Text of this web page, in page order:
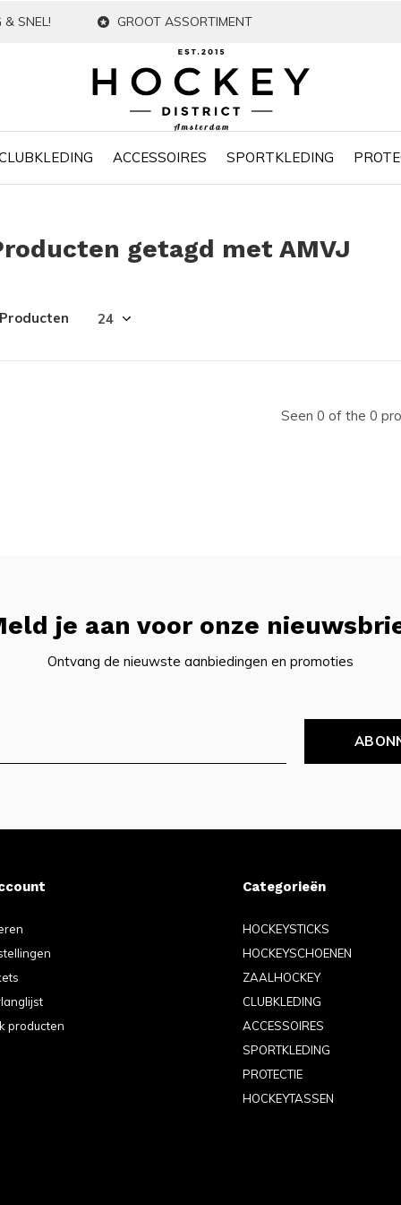
ACCESSOIRES SPORTKLEDING
& SNEL! GROOT ASSORTIMENT
getagd met AMVJ
Seen 0 of the 0
je aan voor onze
Ontvang de nieuwste aanbiedingen en promoties
producten
Categorieën
HOCKEYSTICKS
HOCKEYSCHOENEN
ZAALHOCKEY
CLUBKLEDING
ACCESSOIRES
SPORTKLEDING
PROTECTIE
HOCKEYTASSEN